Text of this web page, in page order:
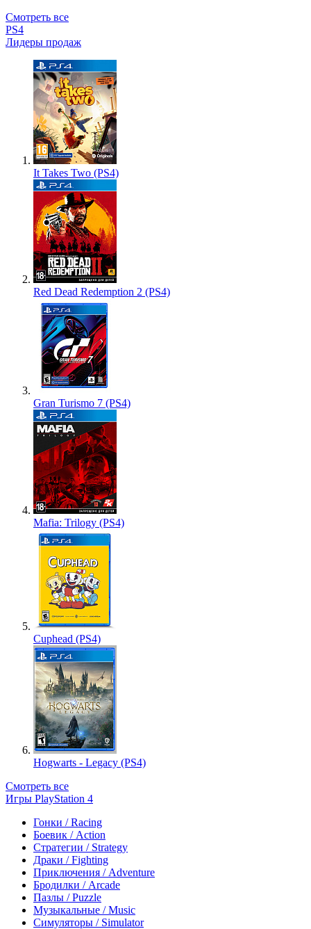
Смотреть все
PS4
Лидеры продаж
It Takes Two (PS4)
Red Dead Redemption 2 (PS4)
Gran Turismo 7 (PS4)
Mafia: Trilogy (PS4)
Cuphead (PS4)
Hogwarts - Legacy (PS4)
Смотреть все
Игры PlayStation 4
Гонки / Racing
Боевик / Action
Стратегии / Strategy
Драки / Fighting
Приключения / Adventure
Бродилки / Arcade
Пазлы / Puzzle
Музыкальные / Music
Симуляторы / Simulator